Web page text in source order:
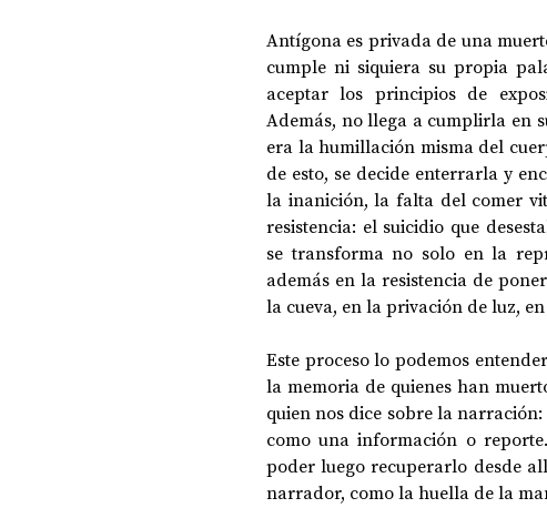
Antígona es privada de una
cumple ni siquiera su propia
aceptar los principios de
Además, no llega a cumplirla en
era la humillación misma del
de esto, se decide enterrarla y
la inanición, la falta del comer
resistencia: el suicidio que
se transforma no solo en la
además en la resistencia de
la cueva, en la privación de luz,
Este proceso lo podemos
la memoria de quienes han
quien nos dice sobre la narración:
como una información o
poder luego recuperarlo desde
narrador, como la huella de la